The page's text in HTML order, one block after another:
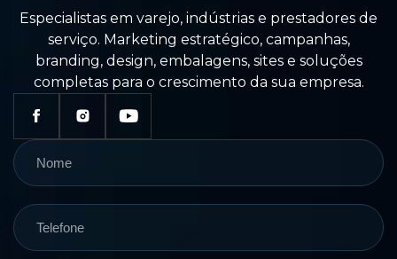
Especialistas em varejo, indústrias e prestadores de
serviço. Marketing estratégico, campanhas,
branding, design, embalagens, sites e soluções
completas para o crescimento da sua empresa.